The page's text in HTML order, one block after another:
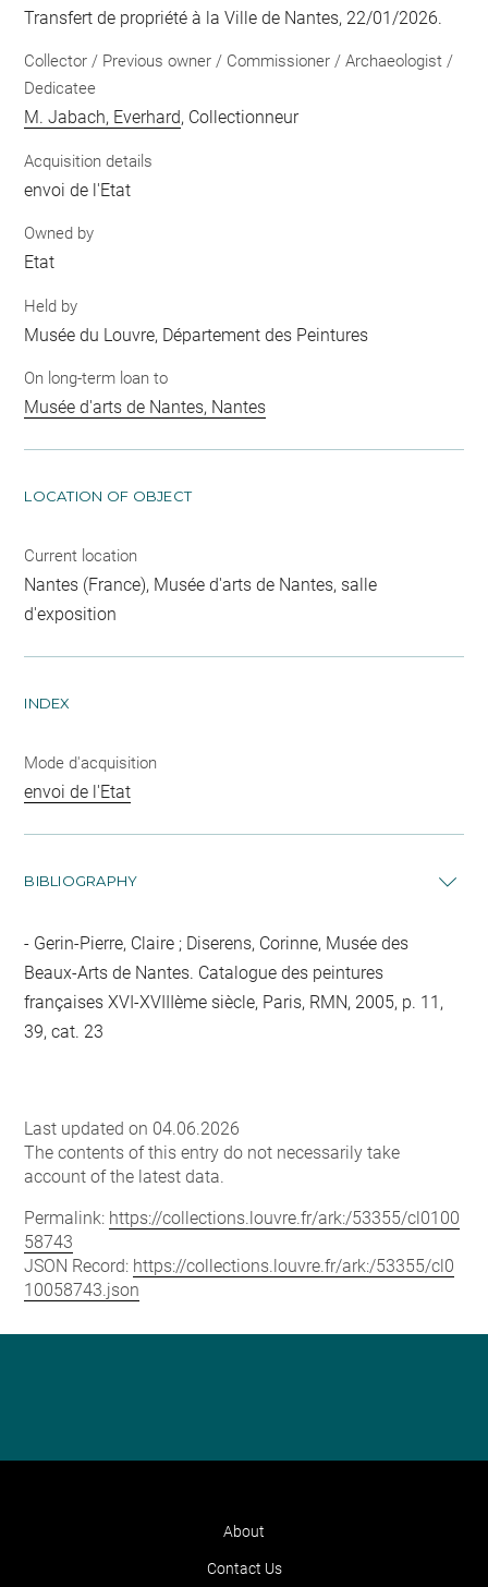
Transfert de propriété à la Ville de Nantes, 22/01/2026.
Collector / Previous owner / Commissioner / Archaeologist /
Dedicatee
M. Jabach, Everhard, Collectionneur
Acquisition details
envoi de l'Etat
Owned by
Etat
Held by
Musée du Louvre, Département des Peintures
On long-term loan to
Musée d'arts de Nantes, Nantes
LOCATION OF OBJECT
Current location
Nantes (France), Musée d'arts de Nantes, salle
d'exposition
INDEX
Mode d'acquisition
envoi de l'Etat
BIBLIOGRAPHY
Gerin-Pierre, Claire ; Diserens, Corinne, Musée des
Beaux-Arts de Nantes. Catalogue des peintures
françaises XVI-XVIIIème siècle, Paris, RMN, 2005, p. 11,
39, cat. 23
Last updated on 04.06.2026
The contents of this entry do not necessarily take
account of the latest data.
Permalink: https://collections.louvre.fr/ark:/53355/cl0100
58743
JSON Record: https://collections.louvre.fr/ark:/53355/cl0
10058743.json
About
Contact Us